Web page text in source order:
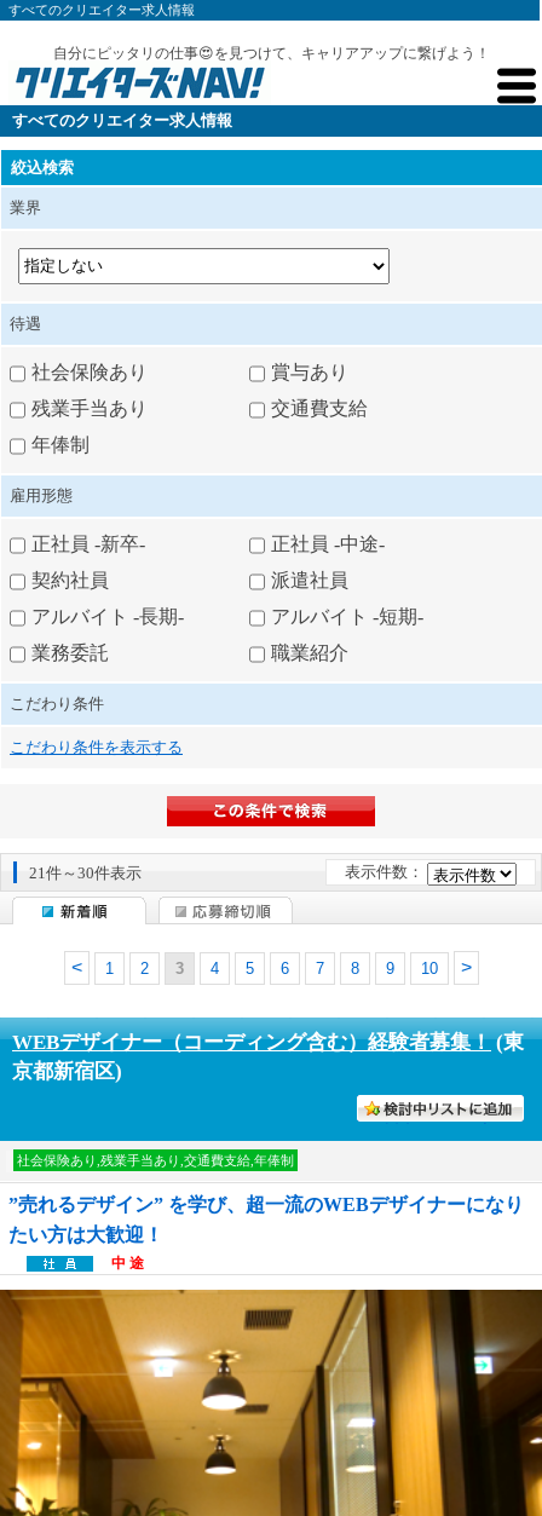
すべてのクリエイター求人情報
自分にピッタリの仕事😍を見つけて、キャリアアップに繋げよう！
すべてのクリエイター求人情報
絞込検索
業界
待遇
社会保険あり
賞与あり
残業手当あり
交通費支給
年俸制
雇用形態
正社員 -新卒-
正社員 -中途-
契約社員
派遣社員
アルバイト -長期-
アルバイト -短期-
業務委託
職業紹介
こだわり条件
こだわり条件を表示する
21件～30件表示 表示件数：
1 2 3 4 5 6 7 8 9 10
WEBデザイナー（コーディング含む）経験者募集！(東
京都新宿区)
社会保険あり,残業手当あり,交通費支給,年俸制
”売れるデザイン” を学び、超一流のWEBデザイナーになり
たい方は大歓迎！
中 途